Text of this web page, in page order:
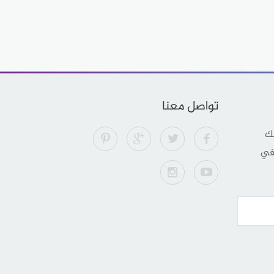
في
تواصل معنا